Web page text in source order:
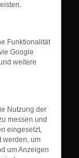
Funktionalität
Google
weitere
Nutzung der
messen und
eingesetzt,
werden, um
um Anzeigen